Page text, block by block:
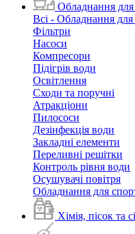
Обладнання для
Всі - Обладнання для
Фільтри
Насоси
Компресори
Підігрів води
Освітлення
Сходи та поручні
Атракціони
Пилососи
Дезінфекція води
Закладні елементи
Переливні решітки
Контроль рівня води
Осушувачі повітря
Обладнання для
Хімія, пісок та